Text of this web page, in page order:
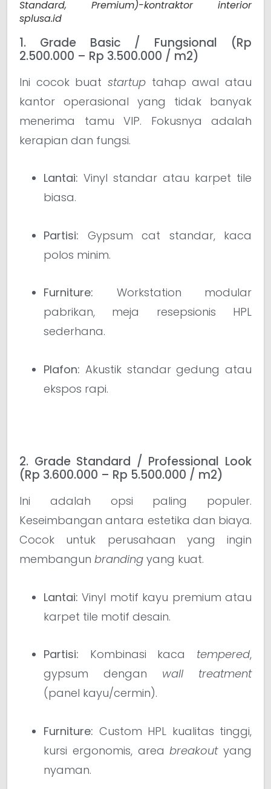
Standard, Premium)-kontraktor interior
splusa.id
1. Grade Basic / Fungsional (Rp
2.500.000 – Rp 3.500.000 / m2)
Ini cocok buat startup tahap awal atau
kantor operasional yang tidak banyak
menerima tamu VIP. Fokusnya adalah
kerapian dan fungsi.
Lantai: Vinyl standar atau karpet tile
biasa.
Partisi: Gypsum cat standar, kaca
polos minim.
Furniture: Workstation modular
pabrikan, meja resepsionis HPL
sederhana.
Plafon: Akustik standar gedung atau
ekspos rapi.
2. Grade Standard / Professional Look
(Rp 3.600.000 – Rp 5.500.000 / m2)
Ini adalah opsi paling populer.
Keseimbangan antara estetika dan biaya.
Cocok untuk perusahaan yang ingin
membangun branding yang kuat.
Lantai: Vinyl motif kayu premium atau
karpet tile motif desain.
Partisi: Kombinasi kaca tempered,
gypsum dengan wall treatment
(panel kayu/cermin).
Furniture: Custom HPL kualitas tinggi,
kursi ergonomis, areabreakoutyang
nyaman.